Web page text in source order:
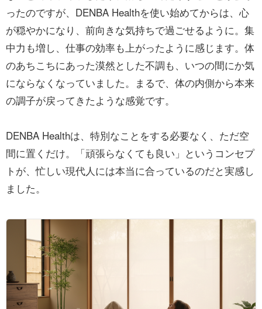
ったのですが、DENBA Healthを使い始めてからは、心
が穏やかになり、前向きな気持ちで過ごせるように。集
中力も増し、仕事の効率も上がったように感じます。体
のあちこちにあった漠然とした不調も、いつの間にか気
にならなくなっていました。まるで、体の内側から本来
の調子が戻ってきたような感覚です。
DENBA Healthは、特別なことをする必要なく、ただ空
間に置くだけ。「頑張らなくても良い」というコンセプ
トが、忙しい現代人には本当に合っているのだと実感し
ました。